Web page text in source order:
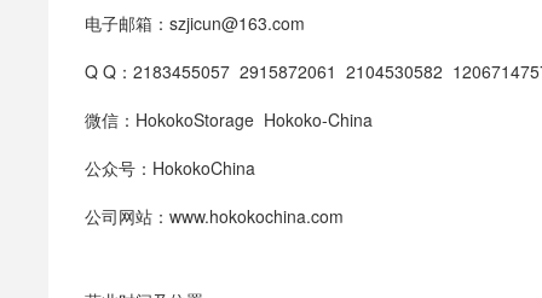
电子邮箱：szjicun@163.com
Q Q：2183455057 2915872061 2104530582
微信：HokokoStorage Hokoko-China
公众号：HokokoChina
公司网站：www.hokokochina.com